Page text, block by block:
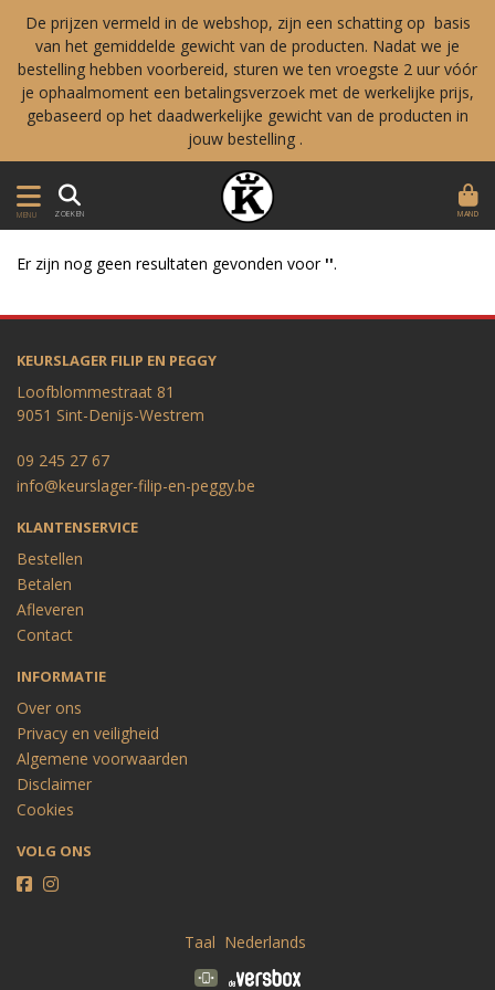
De prijzen vermeld in de webshop, zijn een schatting op basis
van het gemiddelde gewicht van de producten. Nadat we je
bestelling hebben voorbereid, sturen we ten vroegste 2 uur vóór
je ophaalmoment een betalingsverzoek met de werkelijke prijs,
gebaseerd op het daadwerkelijke gewicht van de producten in
jouw bestelling .
MENU ZOEKEN MAND
Er zijn nog geen resultaten gevonden voor ''.
KEURSLAGER FILIP EN PEGGY
Loofblommestraat 81
9051 Sint-Denijs-Westrem
09 245 27 67
info@keurslager-filip-en-peggy.be
KLANTENSERVICE
Bestellen
Betalen
Afleveren
Contact
INFORMATIE
Over ons
Privacy en veiligheid
Algemene voorwaarden
Disclaimer
Cookies
VOLG ONS
Taal